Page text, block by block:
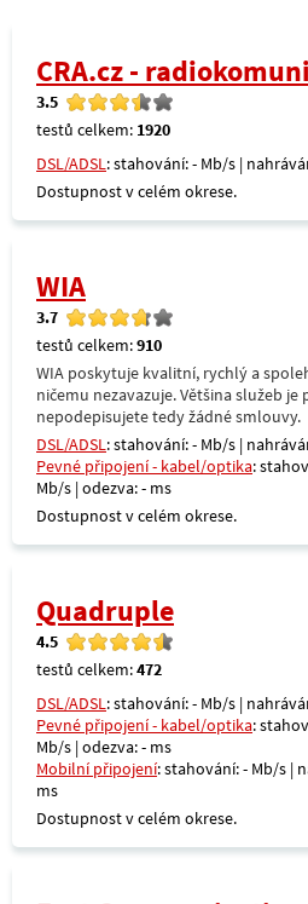
CRA.cz -
3.5
testů celkem: 1920
DSL/ADSL: stahování: - Mb/s |
Dostupnost v celém okrese.
WIA
3.7
testů celkem:910
WIA poskytuje kvalitní, rychlý a
ničemu nezavazuje. Většina služeb je
nepodepisujete tedy žádné smlouvy.
DSL/ADSL: stahování: - Mb/s |
Pevné připojení - kabel/optika:
Mb/s | odezva: - ms
Dostupnost v celém okrese.
Quadruple
4.5
testů celkem:472
DSL/ADSL: stahování: - Mb/s |
Pevné připojení - kabel/optika:
Mb/s | odezva: - ms
Mobilní připojení: stahování: - Mb/s |
ms
Dostupnost v celém okrese.